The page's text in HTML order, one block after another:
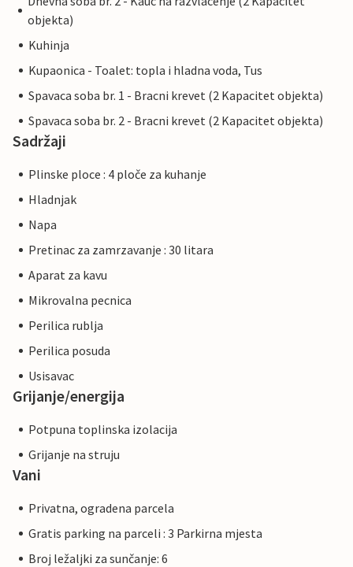
objekta)
Kuhinja
Kupaonica - Toalet: topla i hladna voda, Tus
Spavaca soba br. 1 - Bracni krevet (2 Kapacitet objekta)
Spavaca soba br. 2 - Bracni krevet (2 Kapacitet objekta)
Sadržaji
Plinske ploce : 4 ploče za kuhanje
Hladnjak
Napa
Pretinac za zamrzavanje : 30 litara
Aparat za kavu
Mikrovalna pecnica
Perilica rublja
Perilica posuda
Usisavac
Grijanje/energija
Potpuna toplinska izolacija
Grijanje na struju
Vani
Privatna, ogradena parcela
Gratis parking na parceli : 3 Parkirna mjesta
Broj ležaljki za sunčanje: 6